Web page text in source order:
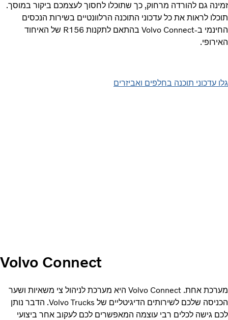
גם להורדה מרחוק, כך שתוכלו לחסוך לעצמכם ביקור במוסך.
לראות את כל עדכוני התוכנה הרלוונטיים בשירות הנכסים
החינמי ב-Volvo Connect בהתאם לתקנות R156 של האיחוד
עדכוני תוכנה בחלפים ואביזרים
Volvo Connect
מערכת אחת. Volvo Connect היא מערכת לניהול צי משאיות ושער
הכניסה שלכם לשירותים הדיגיטליים של Volvo Trucks. הדבר נותן
גישה לכלים רבי עוצמה המאפשרים לכם לעקוב אחר ביצועי